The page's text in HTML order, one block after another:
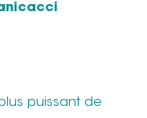
puissant de